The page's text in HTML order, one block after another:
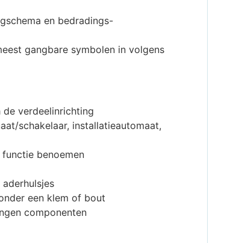
en bedradings-
gangbare symbolen in volgens
verdeelinrichting
schakelaar, installatieautomaat,
benoemen
een klem of bout
componenten